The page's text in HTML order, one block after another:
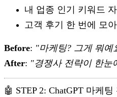
내 업종 인기 키워드
고객 후기 한 번에 모
Before: "마케팅? 그게 뭐예
After: "경쟁사 전략이 한눈
🤖 STEP 2: ChatGPT 마케